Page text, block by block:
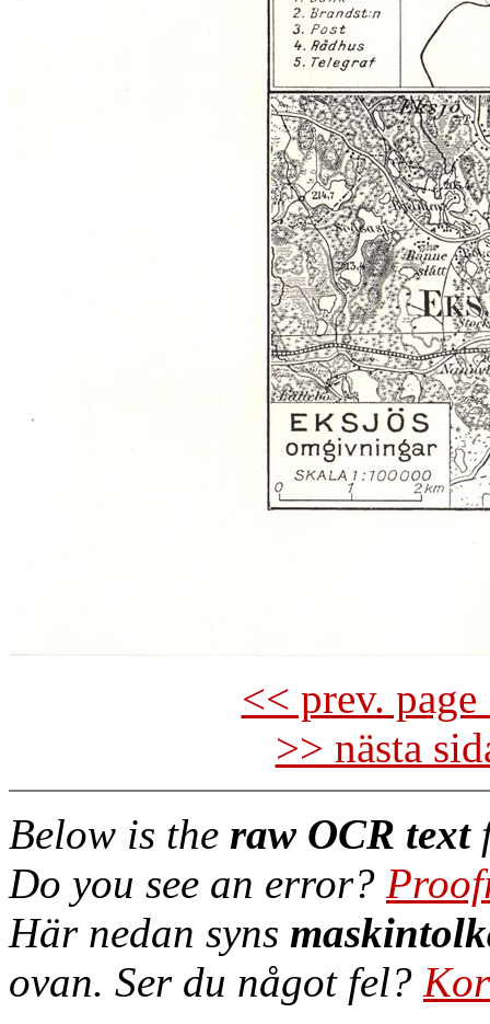
<< prev.
>> nästa
Below is the raw OCR text
Do you see an error?
Här nedan syns
ovan. Ser du något fel?